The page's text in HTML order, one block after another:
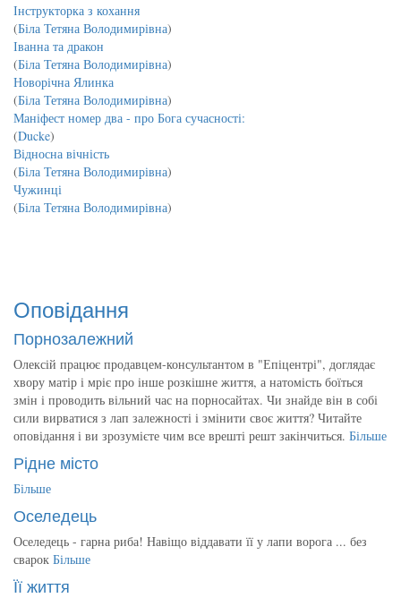
Інструкторка з кохання
(Біла Тетяна Володимирівна)
Іванна та дракон
(Біла Тетяна Володимирівна)
Новорічна Ялинка
(Біла Тетяна Володимирівна)
Маніфест номер два - про Бога сучасності:
(Ducke)
Відносна вічність
(Біла Тетяна Володимирівна)
Чужинці
(Біла Тетяна Володимирівна)
Оповідання
Порнозалежний
Олексій працює продавцем-консультантом в "Епіцентрі", доглядає
хвору матір і мріє про інше розкішне життя, а натомість боїться
змін і проводить вільний час на порносайтах. Чи знайде він в собі
сили вирватися з лап залежності і змінити своє життя? Читайте
оповідання і ви зрозумієте чим все врешті решт закінчиться. Більше
Рідне місто
Більше
Оселедець
Оселедець - гарна риба! Навіщо віддавати її у лапи ворога ... без
сварок Більше
Її життя